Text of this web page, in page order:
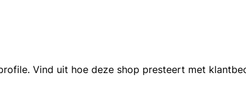
Vind uit hoe deze shop presteert met